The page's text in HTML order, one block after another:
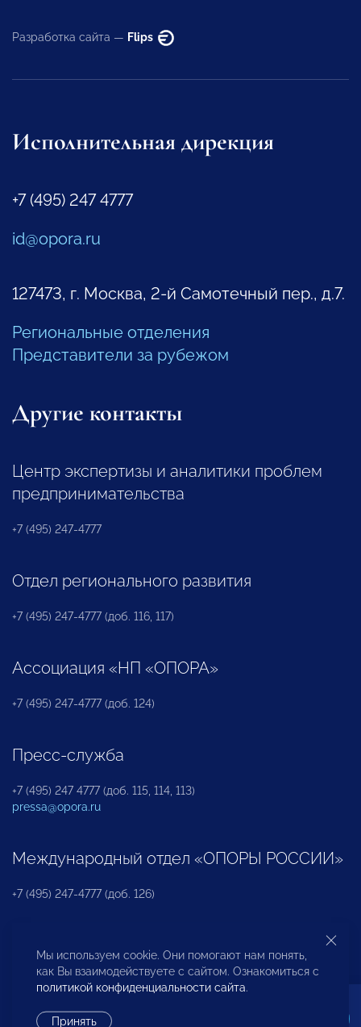
Разработка сайта — Flips
Исполнительная дирекция
+7 (495) 247 4777
id@opora.ru
127473, г. Москва, 2-й Самотечный пер., д.7.
Региональные отделения
Представители за рубежом
Другие контакты
Центр экспертизы и аналитики проблем
предпринимательства
+7 (495) 247-4777
Отдел регионального развития
+7 (495) 247-4777 (доб. 116, 117)
Ассоциация «НП «ОПОРА»
+7 (495) 247-4777 (доб. 124)
Пресс-служба
+7 (495) 247 4777 (доб. 115, 114, 113)
pressa@opora.ru
Международный отдел «ОПОРЫ РОССИИ»
+7 (495) 247-4777 (доб. 126)
Бюро по защите прав предпринимателей и
инвесторов
Мы используем cookie. Они помогают нам понять,
как Вы взаимодействуете с сайтом. Ознакомиться с
политикой конфиденциальности сайта.
Принять